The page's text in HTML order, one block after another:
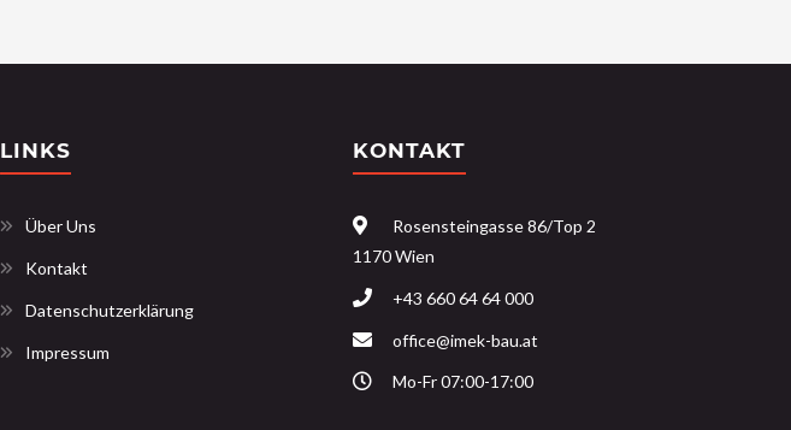
LINKS
Über Uns
Kontakt
Datenschutzerklärung
Impressum
KONTAKT
Rosensteingasse 86/Top 2
1170 Wien
+43 660 64 64 000
office@imek-bau.at
Mo-Fr 07:00-17:00